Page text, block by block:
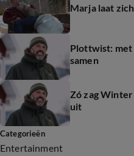
Marja laat
Plottwist: met
samen
Zó zag
uit
Categorieën
Entertainment